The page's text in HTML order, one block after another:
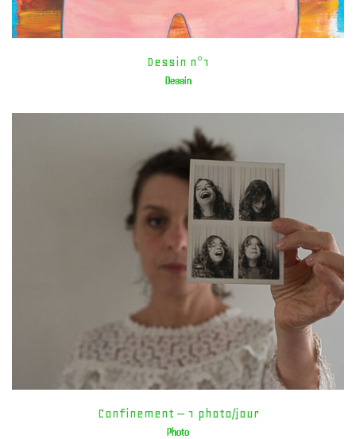
Dessin n°1
Dessin
Confinement – 1 photo/jour
Photo